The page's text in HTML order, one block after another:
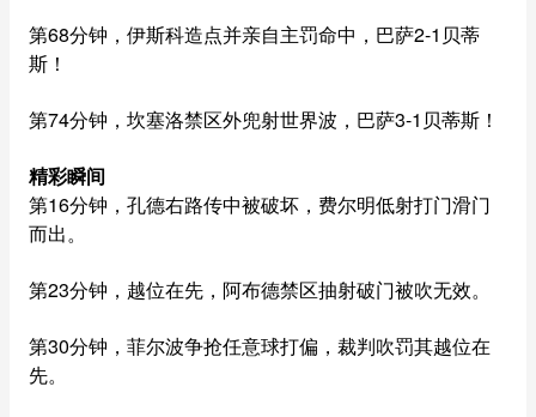
第68分钟，伊斯科造点并亲自主罚命中，巴萨2-1贝蒂
斯！
第74分钟，坎塞洛禁区外兜射世界波，巴萨3-1贝蒂斯！
精彩瞬间
第16分钟，孔德右路传中被破坏，费尔明低射打门滑门
而出。
第23分钟，越位在先，阿布德禁区抽射破门被吹无效。
第30分钟，菲尔波争抢任意球打偏，裁判吹罚其越位在
先。